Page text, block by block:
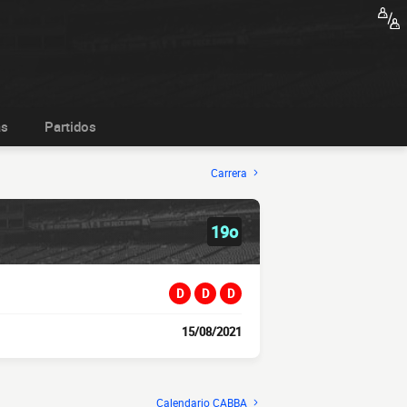
Partidos
Carrera
19o
D D D
15/08/2021
Calendario CABBA